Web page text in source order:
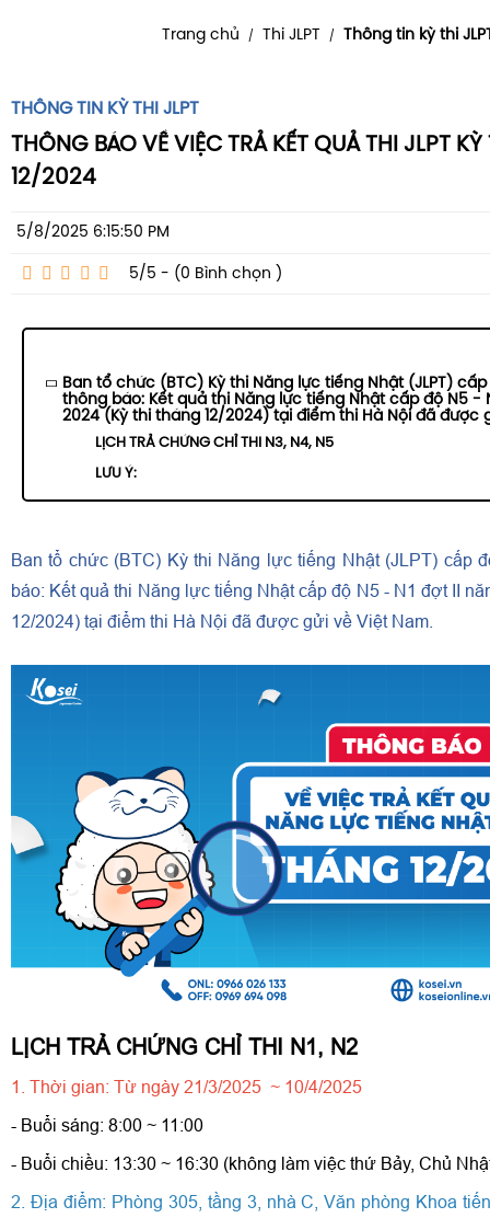
Trang chủ / Thi JLPT / Thông tin kỳ thi
THÔNG TIN KỲ THI JLPT
THÔNG BÁO VỀ VIỆC TRẢ KẾT QUẢ THI JLPT
12/2024
5/8/2025 6:15:50 PM
5/5 - (0 Bình chọn )
Ban tổ chức (BTC) Kỳ thi Năng lực tiếng Nhật (JLPT) cấp
thông báo: Kết quả thi Năng lực tiếng Nhật cấp độ N5 -
2024 (Kỳ thi tháng 12/2024) tại điểm thi Hà Nội đã được
LỊCH TRẢ CHỨNG CHỈ THI N3, N4, N5
LƯU Ý:
Ban tổ chức (BTC) Kỳ thi Năng lực tiếng Nhật (JLPT) cấp
báo: Kết quả thi Năng lực tiếng Nhật cấp độ N5 - N1 đợt II
12/2024) tại điểm thi Hà Nội đã được gửi về Việt Nam.
LỊCH TRẢ CHỨNG CHỈ THI N1, N2
1. Thời gian: Từ ngày 21/3/2025 ~ 10/4/2025
- Buổi sáng: 8:00 ~ 11:00
- Buổi chiều: 13:30 ~ 16:30 (không làm việc thứ Bảy, Chủ
2. Địa điểm: Phòng 305, tầng 3, nhà C, Văn phòng Khoa